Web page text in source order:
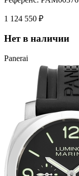
1 124 550 ₽
Нет в наличии
Panerai